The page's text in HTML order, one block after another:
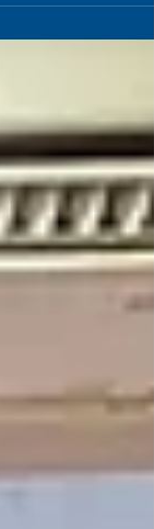
Acesse
de Química
e de viver dois
em uma única